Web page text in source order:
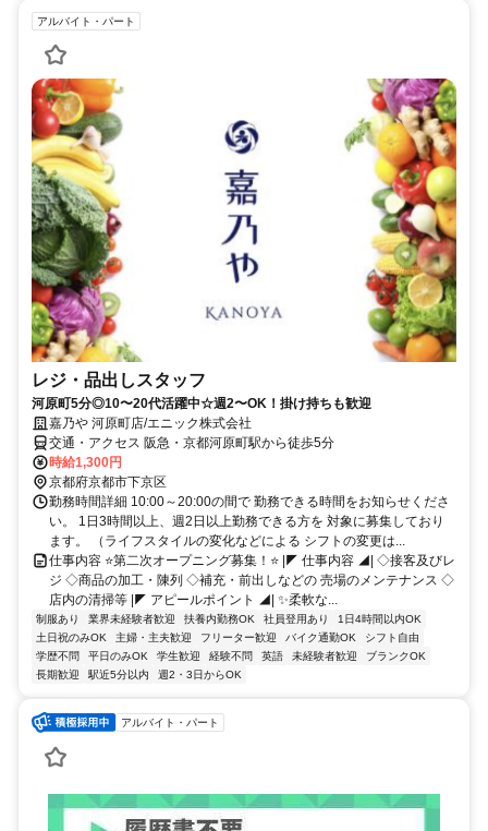
アルバイト・パート
レジ・品出しスタッフ
河原町5分◎10〜20代活躍中☆週2〜OK！掛け持ちも歓迎
嘉乃や 河原町店/エニック株式会社
交通・アクセス 阪急・京都河原町駅から徒歩5分
時給1,300円
京都府京都市下京区
勤務時間詳細 10:00～20:00の間で 勤務できる時間をお知らせくださ
い。 1日3時間以上、週2日以上勤務できる方を 対象に募集しており
ます。 （ライフスタイルの変化などによる シフトの変更は...
仕事内容 ⭐第二次オープニング募集！⭐ |◤ 仕事内容 ◢| ◇接客及びレ
ジ ◇商品の加工・陳列 ◇補充・前出しなどの 売場のメンテナンス ◇
店内の清掃等 |◤ アピールポイント ◢| ✨柔軟な...
制服あり 業界未経験者歓迎 扶養内勤務OK 社員登用あり
1日4時間以内OK
土日祝のみOK
主婦・主夫歓迎 フリーター歓迎 バイク通勤OK
シフト自由
学歴不問
平日のみOK 学生歓迎 経験不問 英語 未経験者歓迎
ブランクOK
長期歓迎
駅近5分以内 週2・3日からOK
アルバイト・パート